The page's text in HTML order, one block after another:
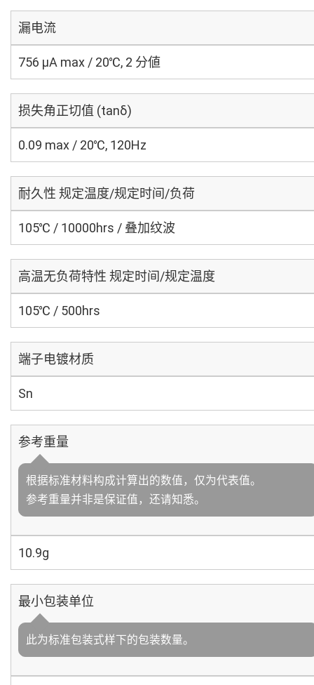
漏电流
756 μA max / 20℃, 2 分値
损失角正切值 (tanδ)
0.09 max / 20℃, 120Hz
耐久性 规定温度/规定时间/负荷
105℃ / 10000hrs / 叠加纹波
高温无负荷特性 规定时间/规定温度
105℃ / 500hrs
端子电镀材质
Sn
参考重量
根据标准材料构成计算出的数值，仅为代表值。
参考重量并非是保证值，还请知悉。
10.9g
最小包装单位
此为标准包装式样下的包装数量。